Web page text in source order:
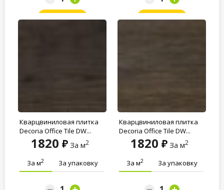
Кварцвиниловая плитка
Decoria Office Tile DW...
1820 За м2
За м2 За упаковку
Кварцвиниловая плитка
Decoria Office Tile DW...
1820 За м2
За м2 За упаковку